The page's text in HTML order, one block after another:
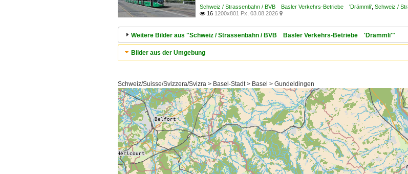
Schweiz / Strassenbahn / BVB Basler Verkehrs-Betriebe 'Drämmli' Schweiz /
 16 1200x801 Px, 03.08.2026 
Weitere Bilder aus "Schweiz / Strassenbahn / BVB Basler Verkehrs-Betriebe 'Drämmli'"
Bilder aus der Umgebung
Schweiz/Suisse/Svizzera/Svizra > Basel-Stadt > Basel > Gundeldingen